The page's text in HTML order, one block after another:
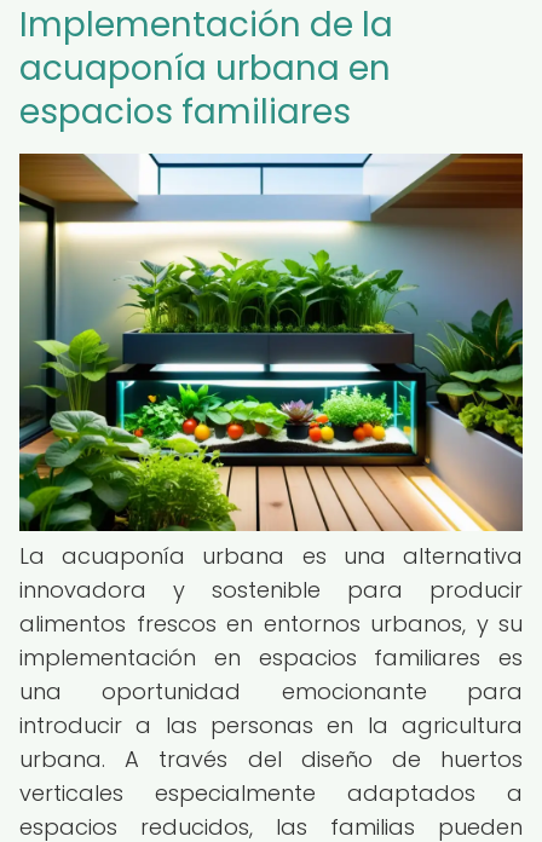
Implementación de la
acuaponía urbana en
espacios familiares
La acuaponía urbana es una alternativa
innovadora y sostenible para producir
alimentos frescos en entornos urbanos, y su
implementación en espacios familiares es
una oportunidad emocionante para
introducir a las personas en la agricultura
urbana. A través del diseño de huertos
verticales especialmente adaptados a
espacios reducidos, las familias pueden